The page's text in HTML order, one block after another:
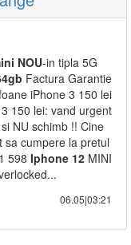
NOU-in tipla 5G
Factura Garantie
iPhone 3 150 lei
150 lei: vand urgent
NU schimb !! Cine
sa cumpere la pretul
598 Iphone 12 MINI
06.05|03:21